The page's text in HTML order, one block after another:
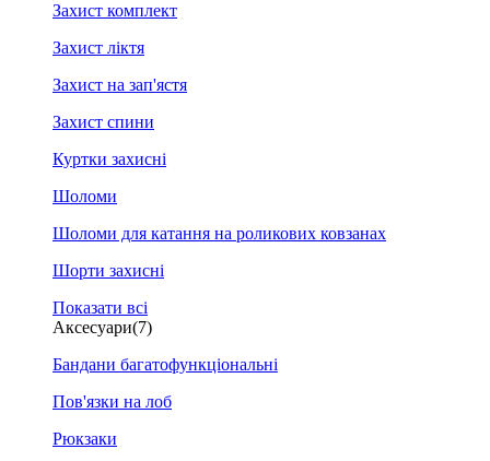
Захист комплект
Захист ліктя
Захист на зап'ястя
Захист спини
Куртки захисні
Шоломи
Шоломи для катання на роликових ковзанах
Шорти захисні
Показати всі
Аксесуари(7)
Бандани багатофункціональні
Пов'язки на лоб
Рюкзаки